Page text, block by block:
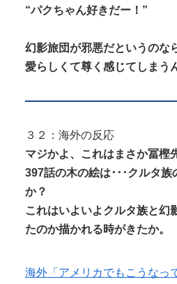
“パクちゃん好きだー！”
幻影旅団が邪悪だというのな
愛らしくて尊く感じてしまう
３２：海外の反応
マジかよ、これはまさか冨樫
397話の木の絵は･･･クルタ
か？
これはいよいよクルタ族と幻
たのか描かれる時がきたか。
海外「アメリカでもこうなっ